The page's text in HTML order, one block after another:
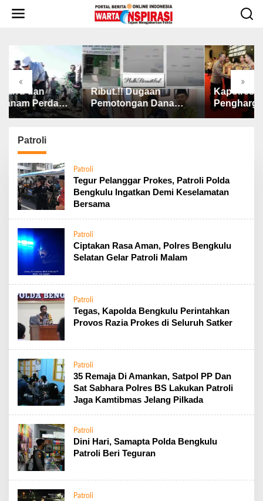
« »
dan
Perdana
Perkuat
Petani
Ribut.!! Dugaan
Pemotongan Dana
BAZNAS, Ini
Kapolres
Pelayanan
Patroli
Patroli
Tegur Pelanggar Prokes, Patroli Polda
Bengkulu Ingatkan Demi Keselamatan
Bersama
Patroli
Ciptakan Rasa Aman, Polres Bengkulu
Selatan Gelar Patroli Malam
Patroli
Tegas, Kapolda Bengkulu Perintahkan
Provos Razia Prokes di Seluruh Satker
Patroli
35 Remaja Di Amankan, Satpol PP Dan
Sat Sabhara Polres BS Lakukan Patroli
Jaga Kamtibmas Jelang Pilkada
Patroli
Dini Hari, Samapta Polda Bengkulu
Patroli Beri Teguran
Patroli